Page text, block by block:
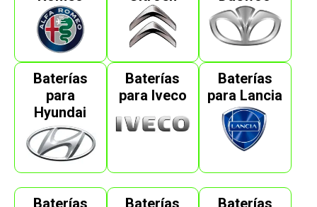
Baterías
para
Hyundai
Baterías
para Iveco
Baterías
para Lancia
Baterías
Baterías
Baterías